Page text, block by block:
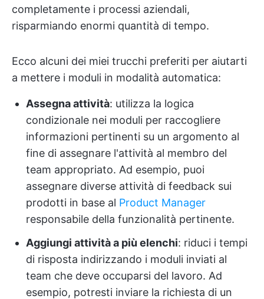
completamente i processi aziendali,
risparmiando enormi quantità di tempo.
Ecco alcuni dei miei trucchi preferiti per aiutarti
a mettere i moduli in modalità automatica:
Assegna attività: utilizza la logica
condizionale nei moduli per raccogliere
informazioni pertinenti su un argomento al
fine di assegnare l'attività al membro del
team appropriato. Ad esempio, puoi
assegnare diverse attività di feedback sui
prodotti in base al Product Manager
responsabile della funzionalità pertinente.
Aggiungi attività a più elenchi: riduci i tempi
di risposta indirizzando i moduli inviati al
team che deve occuparsi del lavoro. Ad
esempio, potresti inviare la richiesta di un